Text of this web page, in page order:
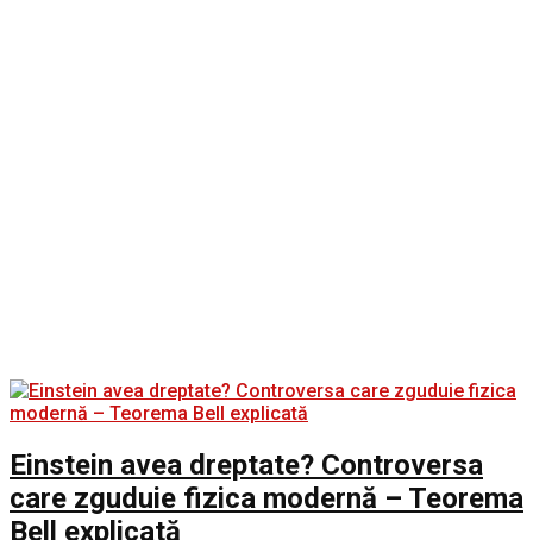
Einstein avea dreptate? Controversa
care zguduie fizica modernă – Teorema
Bell explicată